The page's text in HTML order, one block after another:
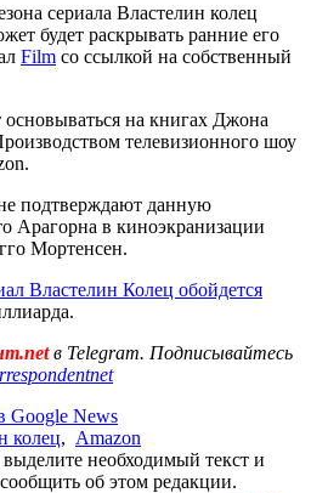
сериала Властелин колец
будет раскрывать ранние его
Film со ссылкой на собственный
основываться на книгах Джона
телевизионного шоу
подтверждают данную
Арагорна в киноэкранизации
Мортенсен.
Властелин Колец обойдется
в Telegram. Подписывайтесь
Google News
колец, Amazon
необходимый текст и
об этом редакции.